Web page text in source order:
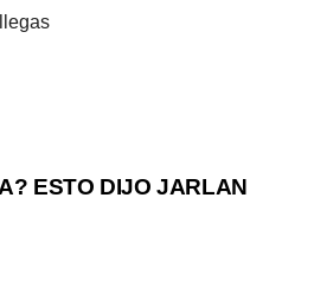
ESTO DIJO JARLAN